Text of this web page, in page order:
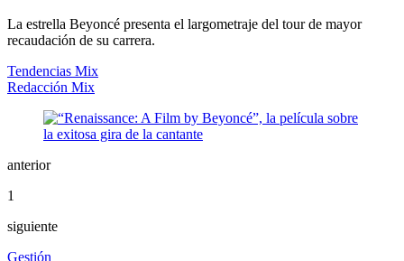
La estrella Beyoncé presenta el largometraje del tour de mayor
recaudación de su carrera.
Tendencias Mix
Redacción Mix
anterior
1
siguiente
Gestión